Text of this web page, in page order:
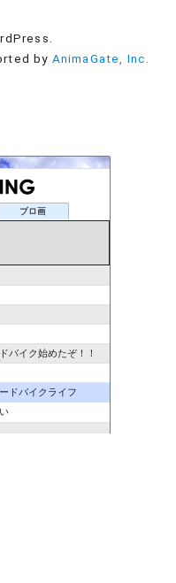
by AnimaGate, Inc.
ブロ画
バイク始めたぞ！！
ドバイクライフ